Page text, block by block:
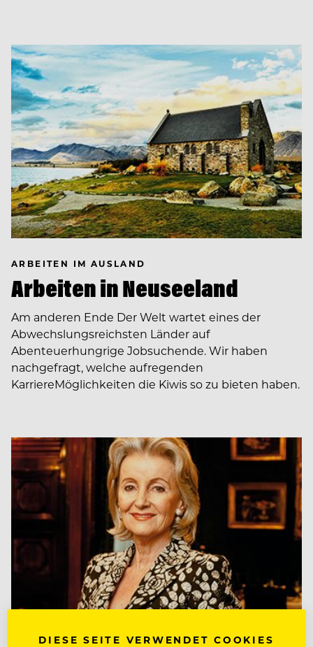
ARBEITEN IM AUSLAND
Arbeiten in Neuseeland
Am anderen Ende Der Welt wartet eines der
Abwechslungsreichsten Länder auf
Abenteuerhungrige Jobsuchende. Wir haben
nachgefragt, welche aufregenden
KarriereMöglichkeiten die Kiwis so zu bieten haben.
DIESE SEITE VERWENDET COOKIES